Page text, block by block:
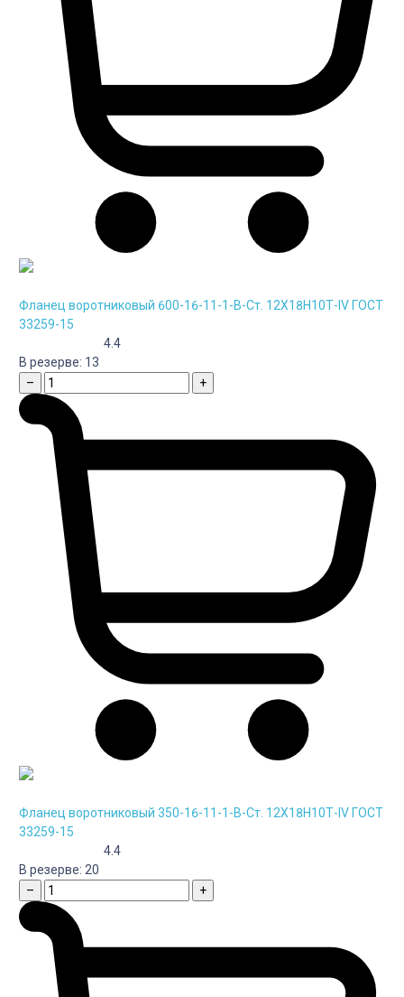
Фланец воротниковый 600-16-11-1-B-Cт. 12Х18Н10Т-IV ГОСТ
33259-15
4.4
В резерве: 13
–
+
Фланец воротниковый 350-16-11-1-B-Cт. 12Х18Н10Т-IV ГОСТ
33259-15
4.4
В резерве: 20
–
+